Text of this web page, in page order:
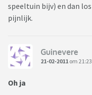
speeltuin bijv) en dan
pijnlijk.
Guinevere
21-02-2011 om 21:23
Oh ja